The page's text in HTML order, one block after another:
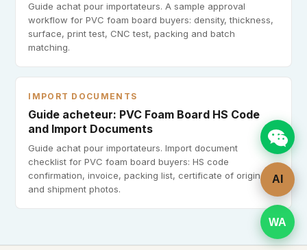
Guide achat pour importateurs. A sample approval
workflow for PVC foam board buyers: density, thickness,
surface, print test, CNC test, packing and batch
matching.
IMPORT DOCUMENTS
Guide acheteur: PVC Foam Board HS Code
and Import Documents
Guide achat pour importateurs. Import document
checklist for PVC foam board buyers: HS code
confirmation, invoice, packing list, certificate of origin
and shipment photos.
WA
AI